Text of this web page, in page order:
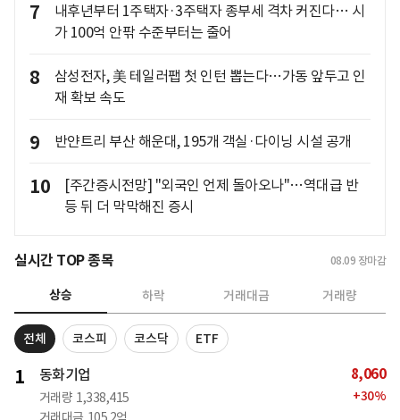
7
내후년부터 1주택자·3주택자 종부세 격차 커진다… 시
가 100억 안팎 수준부터는 줄어
8
삼성전자, 美 테일러팹 첫 인턴 뽑는다…가동 앞두고 인
재 확보 속도
9 반얀트리 부산 해운대, 195개 객실·다이닝 시설 공개
10
[주간증시전망] "외국인 언제 돌아오나"…역대급 반
등 뒤 더 막막해진 증시
실시간 TOP 종목 08.09 장마감
상승 하락 거래대금 거래량
전체 코스피 코스닥 ETF
1 동화기업
거래량 1,338,415
8,060
+30%